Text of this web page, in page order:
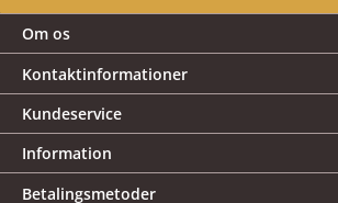
Om os
Kontaktinformationer
Kundeservice
Information
Betalingsmetoder